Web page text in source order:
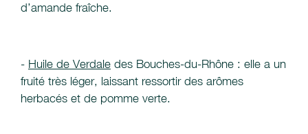
d’amande fraîche.
- Huile de Verdale des Bouches-du-Rhône : elle a un
fruité très léger, laissant ressortir des arômes
herbacés et de pomme verte.